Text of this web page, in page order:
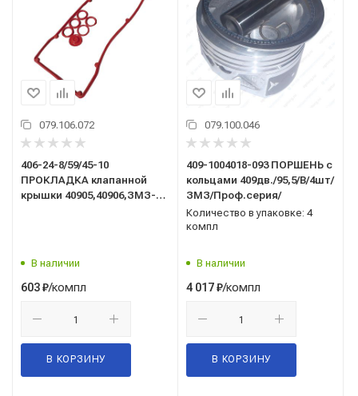
079.106.072
406-24-8/59/45-10
ПРОКЛАДКА клапанной
крышки 40905,40906,ЗМЗ-
В наличии
603₽/компл
В КОРЗИНУ
079.100.046
409-1004018-093 ПОРШЕНЬ с
кольцами 409дв./95,5/В/4шт/
ЗМЗ/Проф.серия/
Количество в упаковке: 4
компл
В наличии
4 017₽/компл
В КОРЗИНУ